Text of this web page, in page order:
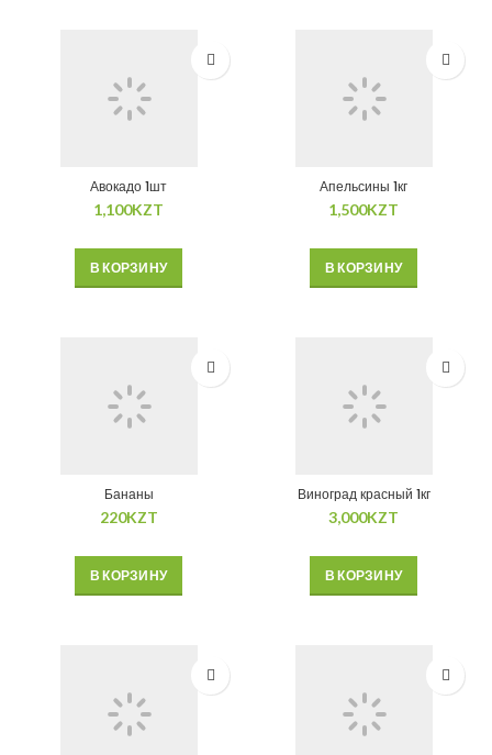
Авокадо 1шт
1,100KZT
В КОРЗИНУ
Апельсины 1кг
1,500KZT
В КОРЗИНУ
Бананы
220KZT
В КОРЗИНУ
Виноград красный 1кг
3,000KZT
В КОРЗИНУ